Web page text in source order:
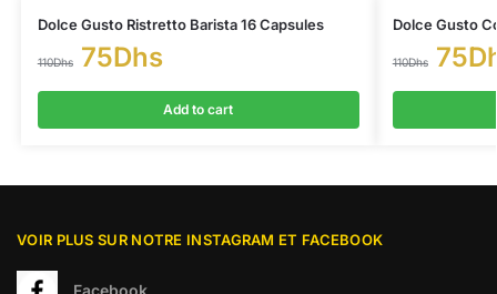
Dolce Gusto Ristretto Barista 16 Capsules
110Dhs 75Dhs
Add to cart
Dolce Gusto
110Dhs 75
VOIR PLUS SUR NOTRE INSTAGRAM ET FACEBOOK
Facebook